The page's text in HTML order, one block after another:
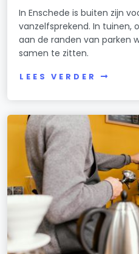
In Enschede is buiten zijn
vanzelfsprekend. In tuinen,
aan de randen van parken
samen te zitten.
LEES VERDER